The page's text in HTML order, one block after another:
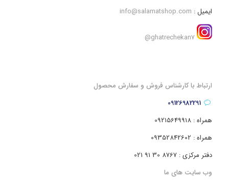
ایمیل : info@salamatshop.com
ghatrechekan7@
ارتباط با کارشناس فروش و سفارش محصول
09126982291
همراه : 09215649918
همراه : 09352842602
دفتر مرکزی : 8767 30 91 021
وب سایت های ما